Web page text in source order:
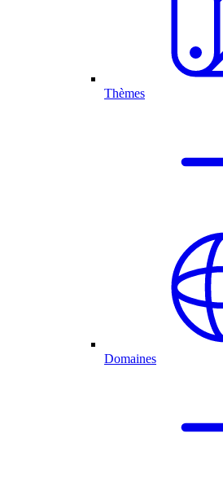
Thèmes
Domaines